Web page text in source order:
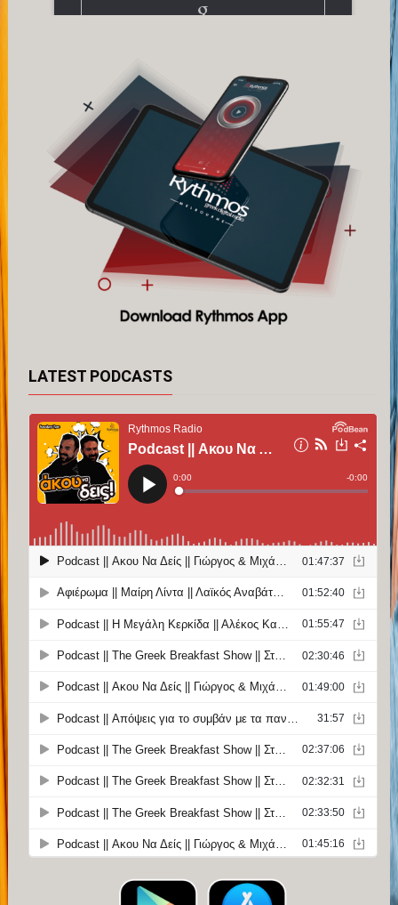
LATEST PODCASTS